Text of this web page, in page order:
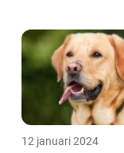
12 januari 2024